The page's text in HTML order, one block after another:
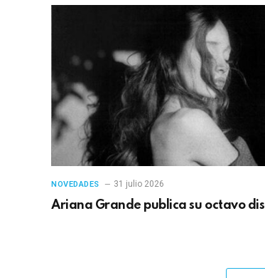
NOVEDADES 31 julio 2026
Ariana Grande publica su octavo